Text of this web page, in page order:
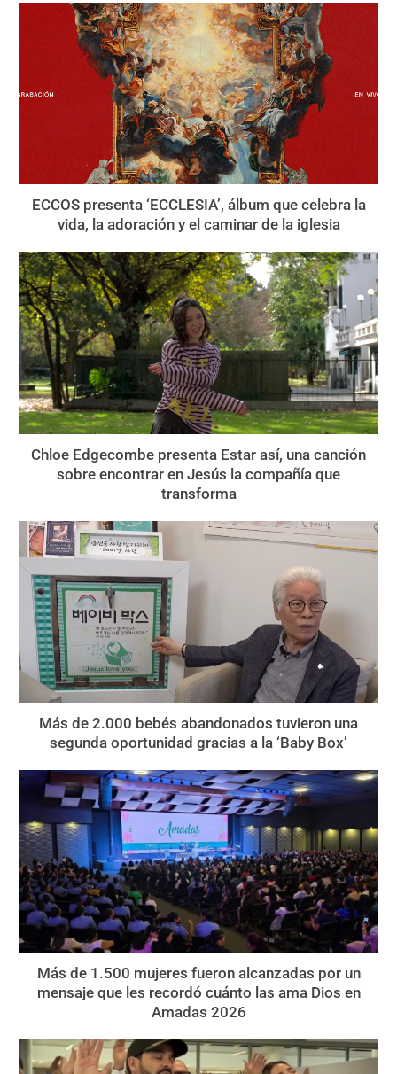
ECCOS presenta ‘ECCLESIA’, álbum que celebra la
vida, la adoración y el caminar de la iglesia
Chloe Edgecombe presenta Estar así, una canción
sobre encontrar en Jesús la compañía que
transforma
Más de 2.000 bebés abandonados tuvieron una
segunda oportunidad gracias a la ‘Baby Box’
Más de 1.500 mujeres fueron alcanzadas por un
mensaje que les recordó cuánto las ama Dios en
Amadas 2026